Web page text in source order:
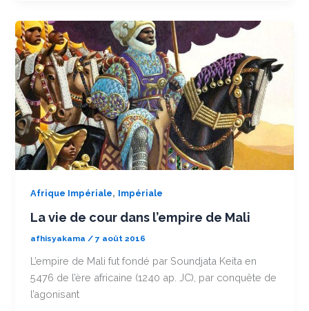
Afrique Impériale, Impériale
La vie de cour dans l’empire de Mali
afhisyakama/7 août 2016
L’empire de Mali fut fondé par Soundjata Keita en
5476 de l’ère africaine (1240 ap. JC), par conquête de
l’agonisant